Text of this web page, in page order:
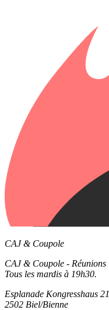
CAJ & Coupole
CAJ & Coupole - Réunions
Tous les mardis à 19h30.
Esplanade Kongresshaus 21
2502 Biel/Bienne